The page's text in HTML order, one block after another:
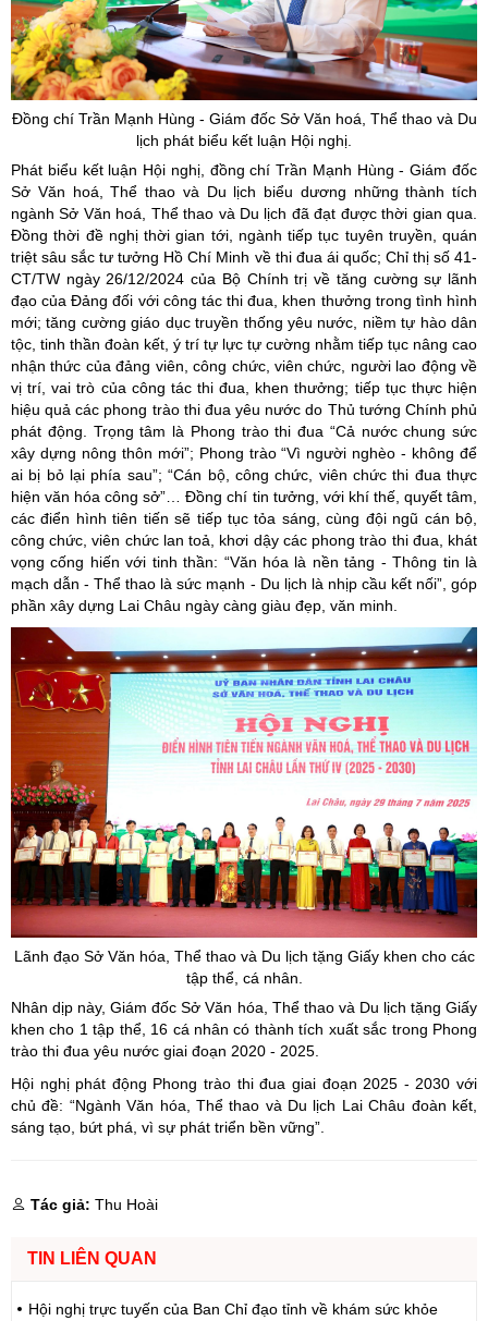
Đồng chí Trần Mạnh Hùng - Giám đốc Sở Văn hoá, Thể thao và Du
lịch phát biểu kết luận Hội nghị.
Phát biểu kết luận Hội nghị, đồng chí Trần Mạnh Hùng - Giám đốc
Sở Văn hoá, Thể thao và Du lịch biểu dương những thành tích
ngành Sở Văn hoá, Thể thao và Du lịch đã đạt được thời gian qua.
Đồng thời đề nghị thời gian tới, ngành tiếp tục tuyên truyền, quán
triệt sâu sắc tư tưởng Hồ Chí Minh về thi đua ái quốc; Chỉ thị số 41-
CT/TW ngày 26/12/2024 của Bộ Chính trị về tăng cường sự lãnh
đạo của Đảng đối với công tác thi đua, khen thưởng trong tình hình
mới; tăng cường giáo dục truyền thống yêu nước, niềm tự hào dân
tộc, tinh thần đoàn kết, ý trí tự lực tự cường nhằm tiếp tục nâng cao
nhận thức của đảng viên, công chức, viên chức, người lao động về
vị trí, vai trò của công tác thi đua, khen thưởng; tiếp tục thực hiện
hiệu quả các phong trào thi đua yêu nước do Thủ tướng Chính phủ
phát động. Trọng tâm là Phong trào thi đua “Cả nước chung sức
xây dựng nông thôn mới”; Phong trào “Vì người nghèo - không để
ai bị bỏ lại phía sau”; “Cán bộ, công chức, viên chức thi đua thực
hiện văn hóa công sở”… Đồng chí tin tưởng, với khí thế, quyết tâm,
các điển hình tiên tiến sẽ tiếp tục tỏa sáng, cùng đội ngũ cán bộ,
công chức, viên chức lan toả, khơi dậy các phong trào thi đua, khát
vọng cống hiến với tinh thần: “Văn hóa là nền tảng - Thông tin là
mạch dẫn - Thể thao là sức mạnh - Du lịch là nhịp cầu kết nối”, góp
phần xây dựng Lai Châu ngày càng giàu đẹp, văn minh.
Lãnh đạo Sở Văn hóa, Thể thao và Du lịch tặng Giấy khen cho các
tập thể, cá nhân.
Nhân dịp này, Giám đốc Sở Văn hóa, Thể thao và Du lịch tặng Giấy
khen cho 1 tập thể, 16 cá nhân có thành tích xuất sắc trong Phong
trào thi đua yêu nước giai đoạn 2020 - 2025.
Hội nghị phát động Phong trào thi đua giai đoạn 2025 - 2030 với
chủ đề: “Ngành Văn hóa, Thể thao và Du lịch Lai Châu đoàn kết,
sáng tạo, bứt phá, vì sự phát triển bền vững”.
Tác giả: Thu Hoài
TIN LIÊN QUAN
Hội nghị trực tuyến của Ban Chỉ đạo tỉnh về khám sức khỏe